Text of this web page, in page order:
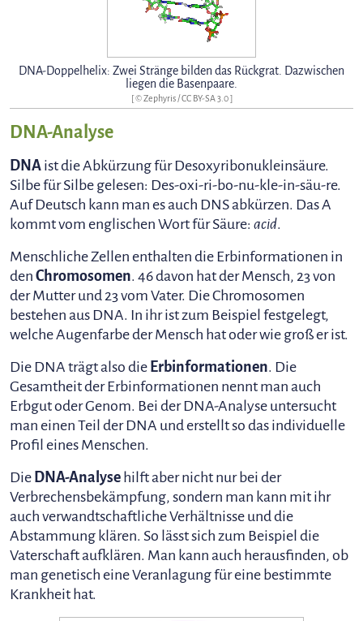
DNA-Doppelhelix: Zwei Stränge bilden das Rückgrat. Dazwischen
liegen die Basenpaare.
[ ©Zephyris /CC BY-SA 3.0]
DNA-Analyse
DNA ist die Abkürzung für Desoxyribonukleinsäure.
Silbe für Silbe gelesen: Des-oxi-ri-bo-nu-kle-in-säu-re.
Auf Deutsch kann man es auch DNS abkürzen. Das A
kommt vom englischen Wort für Säure: acid.
Menschliche Zellen enthalten die Erbinformationen in
den Chromosomen. 46 davon hat der Mensch, 23 von
der Mutter und 23 vom Vater. Die Chromosomen
bestehen aus DNA. In ihr ist zum Beispiel festgelegt,
welche Augenfarbe der Mensch hat oder wie groß er ist.
Die DNA trägt also die Erbinformationen. Die
Gesamtheit der Erbinformationen nennt man auch
Erbgut oder Genom. Bei der DNA-Analyse untersucht
man einen Teil der DNA und erstellt so das individuelle
Profil eines Menschen.
Die DNA-Analyse hilft aber nicht nur bei der
Verbrechensbekämpfung, sondern man kann mit ihr
auch verwandtschaftliche Verhältnisse und die
Abstammung klären. So lässt sich zum Beispiel die
Vaterschaft aufklären. Man kann auch herausfinden, ob
man genetisch eine Veranlagung für eine bestimmte
Krankheit hat.